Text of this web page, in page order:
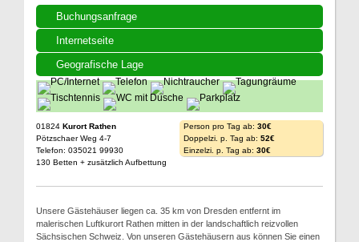
Buchungsanfrage
Internetseite
Geografische Lage
01824 Kurort Rathen
Pötzschaer Weg 4-7
Telefon: 035021 99930
130 Betten + zusätzlich Aufbettung
Person pro Tag ab: 30€
Doppelzi. p. Tag ab: 52€
Einzelzi. p. Tag ab: 30€
Unsere Gästehäuser liegen ca. 35 km von Dresden entfernt im
malerischen Luftkurort Rathen mitten in der landschaftlich reizvollen
Sächsischen Schweiz. Von unseren Gästehäusern aus können Sie einen